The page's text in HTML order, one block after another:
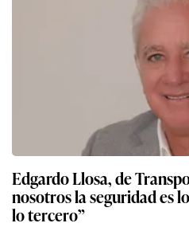
Edgardo Llosa, de
nosotros la seguridad es
lo tercero”